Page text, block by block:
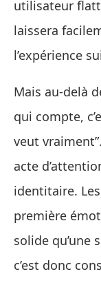
utilisateur
laissera
l’expérience
Mais au-delà
qui compte,
veut
acte
identitaire.
première
solide qu’une
c’est donc